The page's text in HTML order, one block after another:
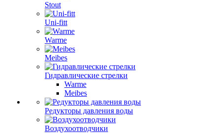
Stout
Uni-fitt
Warme
Meibes
Гидравлические стрелки
Warme
Meibes
Редукторы давления воды
Воздухоотводчики